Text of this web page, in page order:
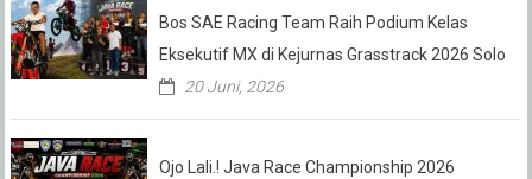
Bos SAE Racing Team Raih Podium Kelas
Eksekutif MX di Kejurnas Grasstrack 2026 Solo
20 Juni, 2026
Ojo Lali.! Java Race Championship 2026